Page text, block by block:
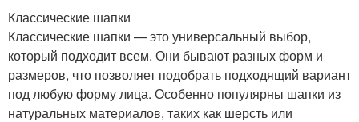
Классические шапки
Классические шапки — это универсальный выбор,
который подходит всем. Они бывают разных форм и
размеров, что позволяет подобрать подходящий вариант
под любую форму лица. Особенно популярны шапки из
натуральных материалов, таких как шерсть или